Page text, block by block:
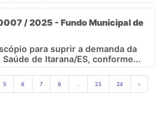
/ 2025 - Fundo Municipal de
para suprir a demanda da
de Itarana/ES, conforme...
5 6 7 8 23 24 ›